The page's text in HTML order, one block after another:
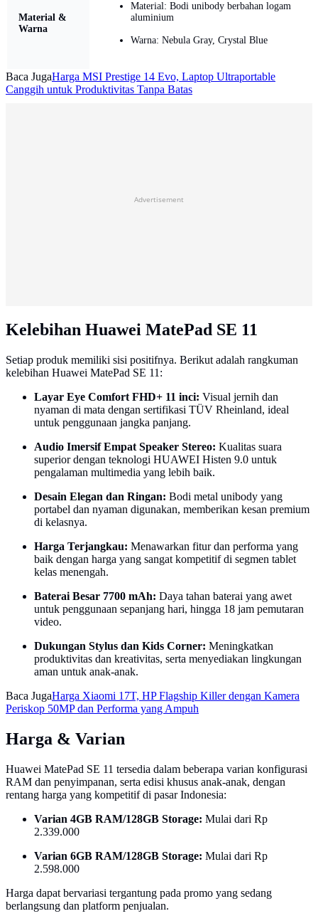
Material &
Warna
Material: Bodi unibody berbahan logam
aluminium
Warna: Nebula Gray, Crystal Blue
Baca JugaHarga MSI Prestige 14 Evo, Laptop Ultraportable
Canggih untuk Produktivitas Tanpa Batas
Advertisement
Kelebihan Huawei MatePad SE 11
Setiap produk memiliki sisi positifnya. Berikut adalah rangkuman
kelebihan Huawei MatePad SE 11:
Layar Eye Comfort FHD+ 11 inci: Visual jernih dan
nyaman di mata dengan sertifikasi TÜV Rheinland, ideal
untuk penggunaan jangka panjang.
Audio Imersif Empat Speaker Stereo: Kualitas suara
superior dengan teknologi HUAWEI Histen 9.0 untuk
pengalaman multimedia yang lebih baik.
Desain Elegan dan Ringan: Bodi metal unibody yang
portabel dan nyaman digunakan, memberikan kesan premium
di kelasnya.
Harga Terjangkau: Menawarkan fitur dan performa yang
baik dengan harga yang sangat kompetitif di segmen tablet
kelas menengah.
Baterai Besar 7700 mAh: Daya tahan baterai yang awet
untuk penggunaan sepanjang hari, hingga 18 jam pemutaran
video.
Dukungan Stylus dan Kids Corner: Meningkatkan
produktivitas dan kreativitas, serta menyediakan lingkungan
aman untuk anak-anak.
Baca JugaHarga Xiaomi 17T, HP Flagship Killer dengan Kamera
Periskop 50MP dan Performa yang Ampuh
Harga & Varian
Huawei MatePad SE 11 tersedia dalam beberapa varian konfigurasi
RAM dan penyimpanan, serta edisi khusus anak-anak, dengan
rentang harga yang kompetitif di pasar Indonesia:
Varian 4GB RAM/128GB Storage: Mulai dari Rp
2.339.000
Varian 6GB RAM/128GB Storage: Mulai dari Rp
2.598.000
Harga dapat bervariasi tergantung pada promo yang sedang
berlangsung dan platform penjualan.